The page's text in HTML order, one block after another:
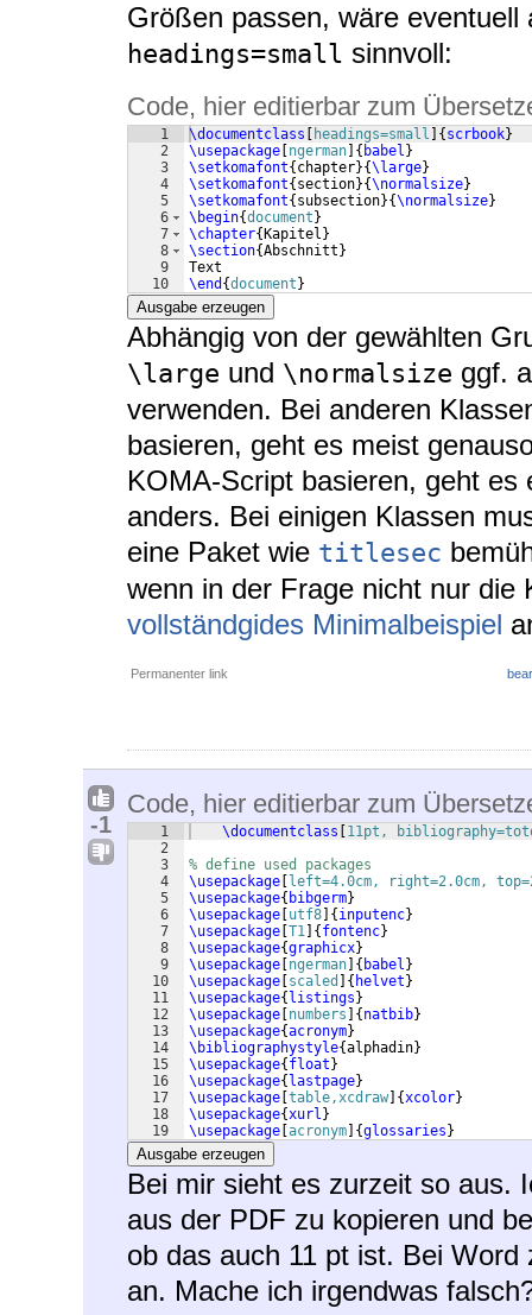
Größen passen, wäre eventuell
headings=small sinnvoll:
Code, hier editierbar zum
1
2
3
4
5
6
7
8
9
10
\documentclass headings=small { scrbook}
\usepackage ngerman { babel }
\setkomafont{ chapter}{\large}
\setkomafont{ section}{\normalsize}
\setkomafont{ subsection}{\normalsize}
\begin{document }
\chapter{ Kapitel }
\section{Abschnitt }
Text
\end {document }
Ausgabe erzeugen
Abhängig von der gewählten
\large und \normalsize ggf.
verwenden. Bei anderen
basieren, geht es meist
KOMA-Script basieren, geht es
anders. Bei einigen Klassen
eine Paket wie titlesec
wenn in der Frage nicht nur die
vollständgides Minimalbeispiel
Permanenter link
-1
Code, hier editierbar zum
1
2
3
4
5
6
7
8
9
10
11
12
13
14
15
16
17
18
19
\documentclass
11pt,
% define used packages
\usepackage
left=4.0cm, right=2.0cm,
\usepackage{ bibgerm}
\usepackage utf8 { inputenc}
\usepackage T1 { fontenc}
\usepackage{graphicx}
\usepackage ngerman { babel }
\usepackage scaled { helvet }
\usepackage{ listings }
\usepackage numbers { natbib}
\usepackage{acronym}
\bibliographystyle{alphadin}
\usepackage{ float }
\usepackage{ lastpage}
\usepackage table,xcdraw {xcolor}
\usepackage{xurl }
\usepackage acronym {glossaries }
Ausgabe erzeugen
Bei mir sieht es zurzeit so aus.
aus der PDF zu kopieren und
ob das auch 11 pt ist. Bei
an. Mache ich irgendwas